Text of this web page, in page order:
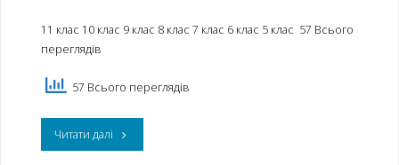
11 клас 10 клас 9 клас 8 клас 7 клас 6 клас 5 клас 57 Всього
переглядів
57 Всього переглядів
Читати далі"Результати